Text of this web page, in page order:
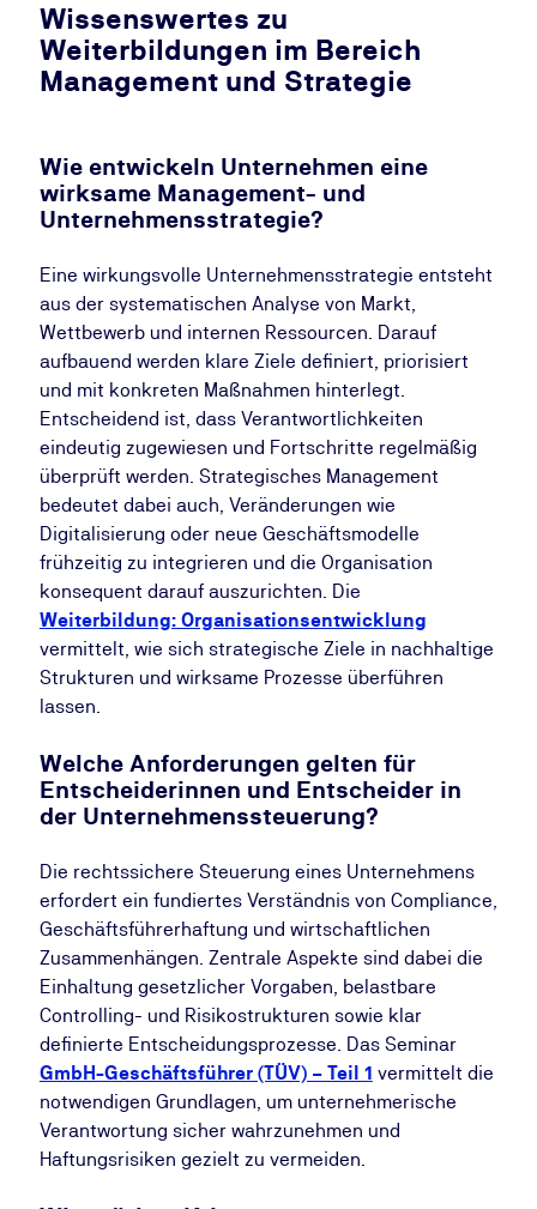
Wissenswertes zu
Weiterbildungen im Bereich
Management und Strategie
Wie entwickeln Unternehmen eine
wirksame Management- und
Unternehmensstrategie?
Eine wirkungsvolle Unternehmensstrategie entsteht
aus der systematischen Analyse von Markt,
Wettbewerb und internen Ressourcen. Darauf
aufbauend werden klare Ziele definiert, priorisiert
und mit konkreten Maßnahmen hinterlegt.
Entscheidend ist, dass Verantwortlichkeiten
eindeutig zugewiesen und Fortschritte regelmäßig
überprüft werden. Strategisches Management
bedeutet dabei auch, Veränderungen wie
Digitalisierung oder neue Geschäftsmodelle
frühzeitig zu integrieren und die Organisation
konsequent darauf auszurichten. Die
Weiterbildung: Organisationsentwicklung
vermittelt, wie sich strategische Ziele in nachhaltige
Strukturen und wirksame Prozesse überführen
lassen.
Welche Anforderungen gelten für
Entscheiderinnen und Entscheider in
der Unternehmenssteuerung?
Die rechtssichere Steuerung eines Unternehmens
erfordert ein fundiertes Verständnis von Compliance,
Geschäftsführerhaftung und wirtschaftlichen
Zusammenhängen. Zentrale Aspekte sind dabei die
Einhaltung gesetzlicher Vorgaben, belastbare
Controlling- und Risikostrukturen sowie klar
definierte Entscheidungsprozesse. Das Seminar
GmbH-Geschäftsführer (TÜV) – Teil 1 vermittelt die
notwendigen Grundlagen, um unternehmerische
Verantwortung sicher wahrzunehmen und
Haftungsrisiken gezielt zu vermeiden.